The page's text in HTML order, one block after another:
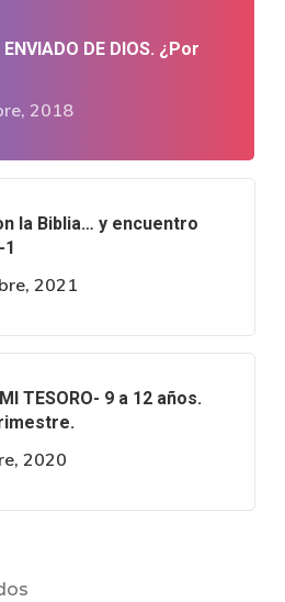
ENVIADO DE DIOS. ¿Por
2018
la Biblia… y encuentro
2021
TESORO- 9 a 12 años.
2020